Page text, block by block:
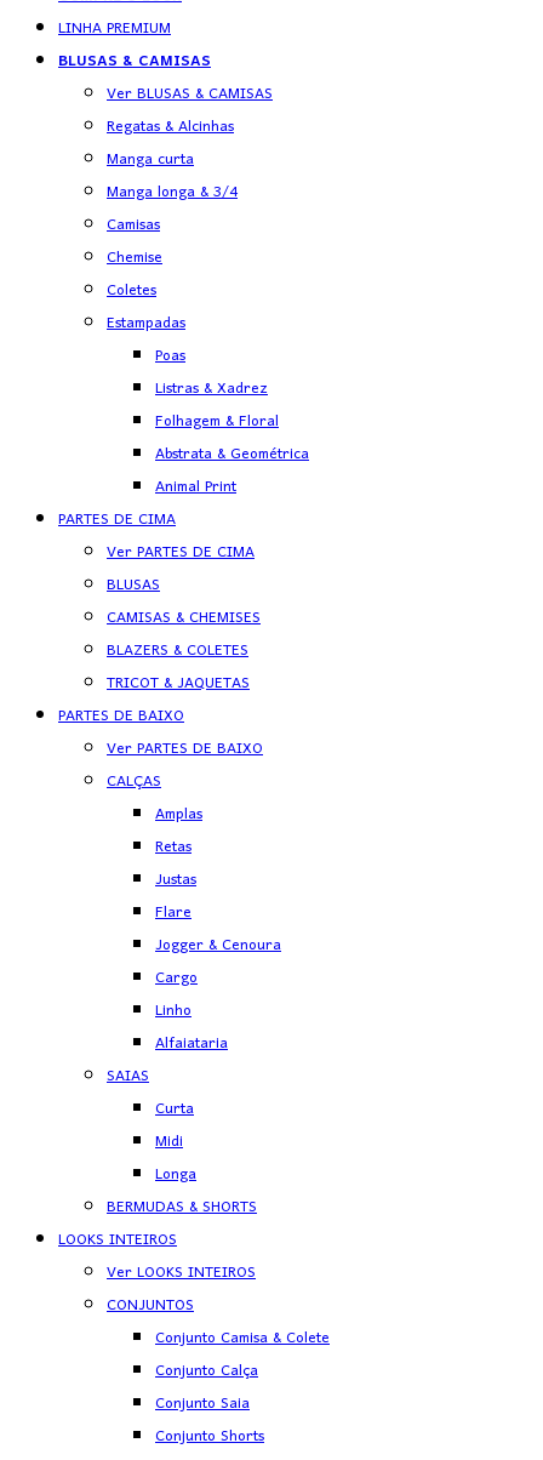
LINHA PREMIUM
BLUSAS & CAMISAS
Ver BLUSAS & CAMISAS
Regatas & Alcinhas
Manga curta
Manga longa & 3/4
Camisas
Chemise
Coletes
Estampadas
Poas
Listras & Xadrez
Folhagem & Floral
Abstrata & Geométrica
Animal Print
PARTES DE CIMA
Ver PARTES DE CIMA
BLUSAS
CAMISAS & CHEMISES
BLAZERS & COLETES
TRICOT & JAQUETAS
PARTES DE BAIXO
Ver PARTES DE BAIXO
CALÇAS
Amplas
Retas
Justas
Flare
Jogger & Cenoura
Cargo
Linho
Alfaiataria
SAIAS
Curta
Midi
Longa
BERMUDAS & SHORTS
LOOKS INTEIROS
Ver LOOKS INTEIROS
CONJUNTOS
Conjunto Camisa & Colete
Conjunto Calça
Conjunto Saia
Conjunto Shorts